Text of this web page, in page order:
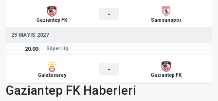
Gaziantep FK
-
Samsunspor
23 MAYIS 2027
20.00 Süper Lig
Galatasaray
-
Gaziantep FK
Gaziantep FK Haberleri